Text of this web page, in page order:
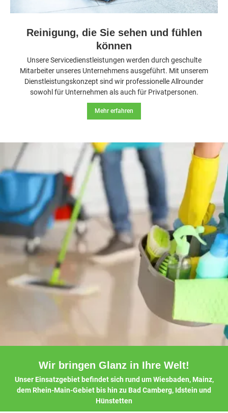
Reinigung, die Sie sehen und fühlen
können
Unsere Servicedienstleistungen werden durch geschulte
Mitarbeiter unseres Unternehmens ausgeführt. Mit unserem
Dienstleistungskonzept sind wir professionelle Allrounder
sowohl für Unternehmen als auch für Privatpersonen.
Mehr erfahren
Wir bringen Glanz in Ihre Welt!
Unser Einsatzgebiet befindet sich rund um Wiesbaden, Mainz,
dem Rhein-Main-Gebiet bis hin zu Bad Camberg, Idstein und
Hünstetten